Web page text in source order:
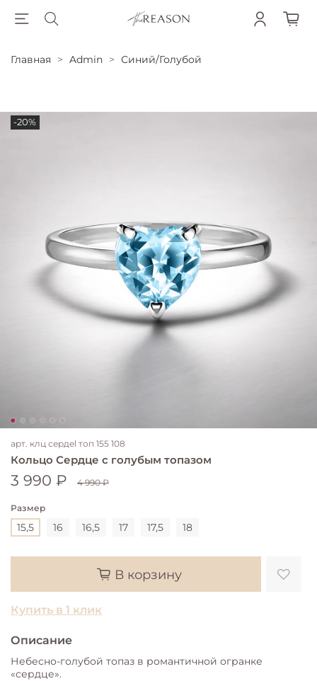
Главная Admin Синий/Голубой
-20%
арт. клц сердel топ 155 108
Кольцо Сердце с голубым топазом
3 990 ₽ 4 990 ₽
Размер
15,5 16 16,5 17 17,5 18
В корзину
Купить в 1 клик
Описание
Небесно-голубой топаз в романтичной огранке
«сердце».